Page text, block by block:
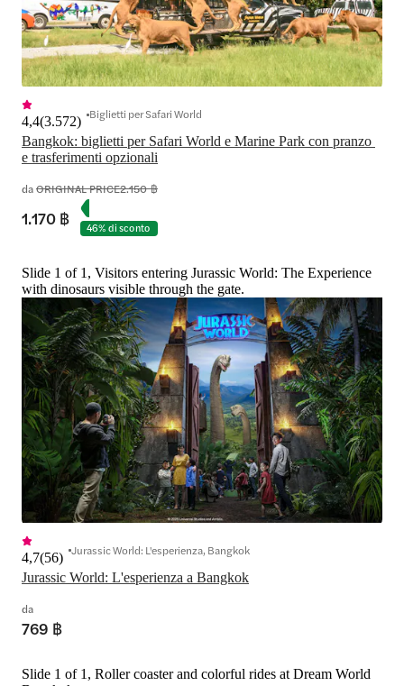
Bangkok: biglietti per Safari World e Marine Park con pranzo
4,4(3.572) Biglietti per Safari World
daORIGINAL PRICE2.150 ฿
1.170 ฿ 46% di sconto
Slide 1 of 1, Visitors entering Jurassic World: The Experience
with dinosaurs visible through the gate.
Jurassic World: L'esperienza a Bangkok
4,7(56) Jurassic World: L'esperienza, Bangkok
da
769 ฿
Slide 1 of 1, Roller coaster and colorful rides at Dream World